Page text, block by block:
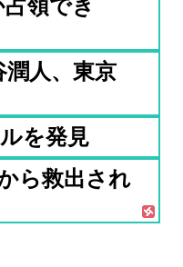
領でき
人、東京
を発見
ら救出され